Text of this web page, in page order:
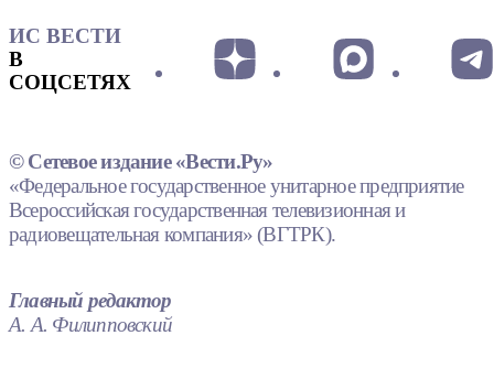
ИС ВЕСТИ
В
СОЦСЕТЯХ
© Сетевое издание «Вести.Ру»
«Федеральное государственное унитарное предприятие
Всероссийская государственная телевизионная и
радиовещательная компания» (ВГТРК).
Главный редактор
А. А. Филипповский